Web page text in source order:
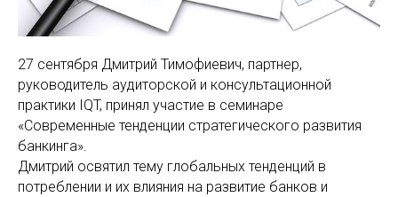
27 сентября Дмитрий Тимофиевич, партнер,
руководитель аудиторской и консультационной
практики IQT, принял участие в семинаре
«Современные тенденции стратегического развития
банкинга».
Дмитрий освятил тему глобальных тенденций в
потреблении и их влияния на развитие банков и